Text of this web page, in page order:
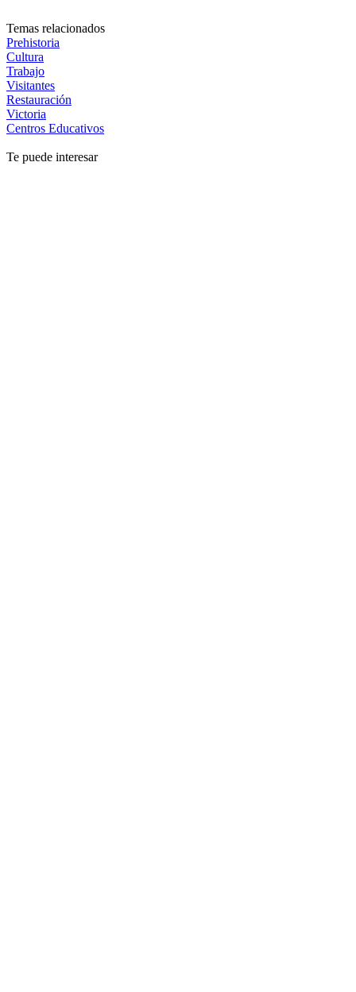
Temas relacionados
Prehistoria
Cultura
Trabajo
Visitantes
Restauración
Victoria
Centros Educativos
Te puede interesar